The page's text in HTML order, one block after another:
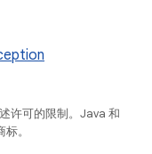
许可的限制。Java 和
。